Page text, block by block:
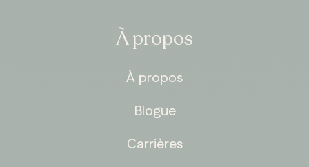
À propos
À propos
Blogue
Carrières